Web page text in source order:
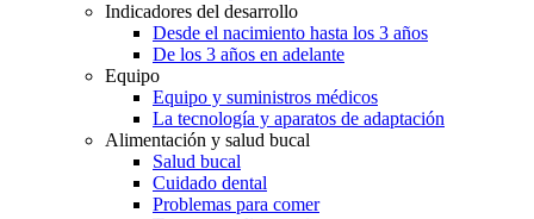
Indicadores del desarrollo
Desde el nacimiento hasta los 3 años
De los 3 años en adelante
Equipo
Equipo y suministros médicos
La tecnología y aparatos de adaptación
Alimentación y salud bucal
Salud bucal
Cuidado dental
Problemas para comer